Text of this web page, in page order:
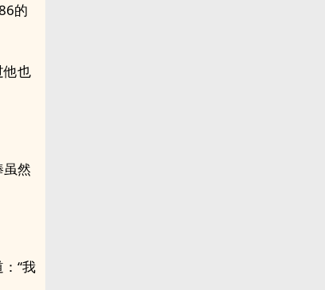
的
他也
然
“我